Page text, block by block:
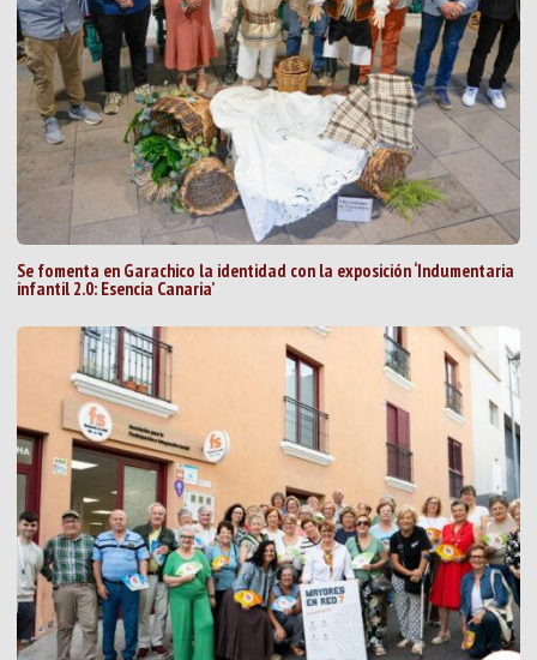
Se fomenta en Garachico la identidad con la exposición ‘Indumentaria
infantil 2.0: Esencia Canaria’